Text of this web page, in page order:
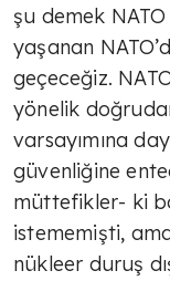
şu demek NATO
yaşanan
geçeceğiz.
yönelik
varsayımına
güvenliğine
müttefikler- ki
istememişti,
nükleer duruş